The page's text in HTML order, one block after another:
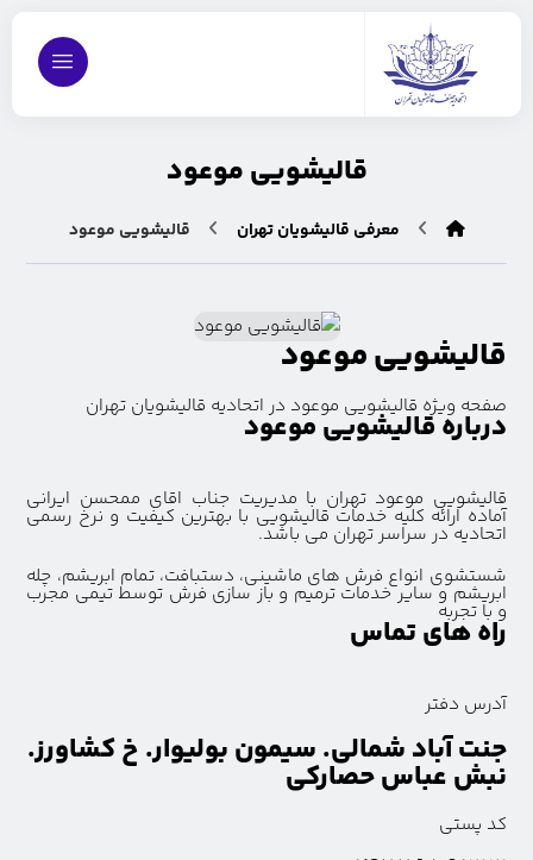
قالیشویی موعود
معرفی قالیشویان تهران قالیشویی موعود
قالیشویی موعود
صفحه ویژه قالیشویی موعود در اتحادیه قالیشویان تهران
درباره قالیشویی موعود
قالیشویی موعود تهران با مدیریت جناب اقای ممحسن ایرانی
آماده ارائه کلیه خدمات قالیشویی با بهترین کیفیت و نرخ رسمی
اتحادیه در سراسر تهران می باشد.
شستشوی انواع فرش های ماشینی، دستبافت، تمام ابریشم، چله
ابریشم و سایر خدمات ترمیم و باز سازی فرش توسط تیمی مجرب
و با تجربه
راه های تماس
آدرس دفتر
جنت آباد شمالی. سیمون بولیوار. خ کشاورز.
نبش عباس حصارکی
کد پستی